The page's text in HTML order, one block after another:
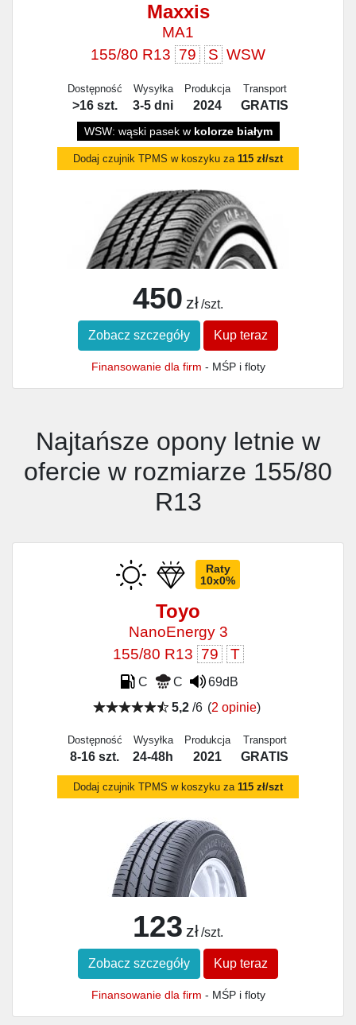
Maxxis
MA1
155/80 R13 79 S WSW
Dostępność
>16 szt.
Wysyłka
3-5 dni
Produkcja
2024
Transport
GRATIS
WSW: wąski pasek w kolorze białym
Dodaj czujnik TPMS w koszyku za 115 zł/szt
450 zł /szt.
Zobacz szczegóły Kup teraz
Finansowanie dla firm - MŚP i floty
Najtańsze opony letnie w
ofercie w rozmiarze 155/80
R13
Raty
10x0%
Toyo
NanoEnergy 3
155/80 R13 79 T
C C
69dB
5,2/6 (2 opinie)
Dostępność
8-16 szt.
Wysyłka
24-48h
Produkcja
2021
Transport
GRATIS
Dodaj czujnik TPMS w koszyku za 115 zł/szt
123 zł /szt.
Zobacz szczegóły Kup teraz
Finansowanie dla firm - MŚP i floty